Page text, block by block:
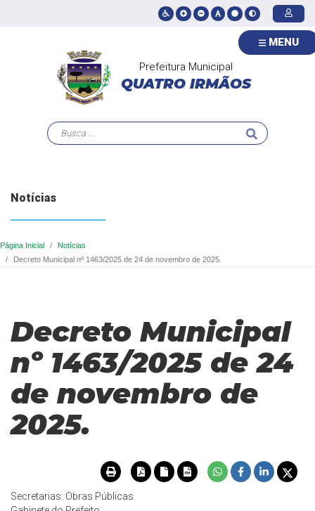
Prefeitura Municipal
QUATRO IRMÃOS
MENU
Notícias
Página Inicial
Notícias
Decreto Municipal nº 1463/2025 de 24 de novembro de 2025.
Decreto Municipal
nº 1463/2025 de 24
de novembro de
2025.
Secretarias: Obras Públicas